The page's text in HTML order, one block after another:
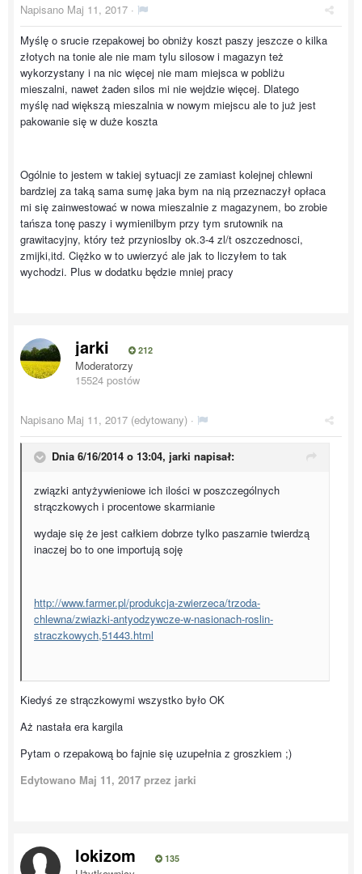
Napisano Maj 11, 2017 ·
Myślę o srucie rzepakowej bo obniży koszt paszy jeszcze o kilka
złotych na tonie ale nie mam tylu silosow i magazyn też
wykorzystany i na nic więcej nie mam miejsca w pobliżu
mieszalni, nawet żaden silos mi nie wejdzie więcej. Dlatego
myślę nad większą mieszalnia w nowym miejscu ale to już jest
pakowanie się w duże koszta
Ogólnie to jestem w takiej sytuacji ze zamiast kolejnej chlewni
bardziej za taką sama sumę jaka bym na nią przeznaczył opłaca
mi się zainwestować w nowa mieszalnie z magazynem, bo zrobie
tańsza tonę paszy i wymienilbym przy tym srutownik na
grawitacyjny, który też przynioslby ok.3-4 zl/t oszczednosci,
zmijki,itd. Ciężko w to uwierzyć ale jak to liczyłem to tak
wychodzi. Plus w dodatku będzie mniej pracy
jarki 212
Moderatorzy
15524 postów
Napisano Maj 11, 2017 (edytowany) ·
Dnia 6/16/2014 o 13:04, jarki napisał:
związki antyżywieniowe ich ilości w poszczególnych
strączkowych i procentowe skarmianie
wydaje się że jest całkiem dobrze tylko paszarnie twierdzą
inaczej bo to one importują soję
http://www.farmer.pl/produkcja-zwierzeca/trzoda-
chlewna/zwiazki-antyodzywcze-w-nasionach-roslin-
straczkowych,51443.html
Kiedyś ze strączkowymi wszystko było OK
Aż nastała era kargila
Pytam o rzepakową bo fajnie się uzupełnia z groszkiem ;)
Edytowano Maj 11, 2017 przez jarki
lokizom 135